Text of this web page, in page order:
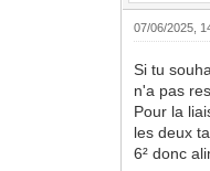
07/06/2025,
Si tu
n'a pas
Pour la
les deux
6² donc